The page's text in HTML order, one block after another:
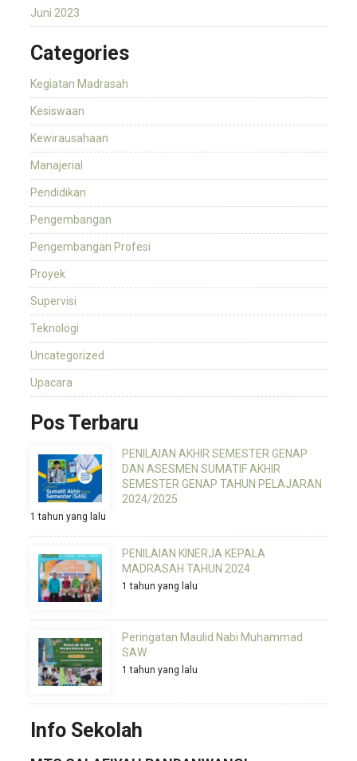
Juni 2023
Categories
Kegiatan Madrasah
Kesiswaan
Kewirausahaan
Manajerial
Pendidikan
Pengembangan
Pengembangan Profesi
Proyek
Supervisi
Teknologi
Uncategorized
Upacara
Pos Terbaru
PENILAIAN AKHIR SEMESTER GENAP
DAN ASESMEN SUMATIF AKHIR
SEMESTER GENAP TAHUN PELAJARAN
2024/2025
1 tahun yang lalu
PENILAIAN KINERJA KEPALA
MADRASAH TAHUN 2024
1 tahun yang lalu
Peringatan Maulid Nabi Muhammad
SAW
1 tahun yang lalu
Info Sekolah